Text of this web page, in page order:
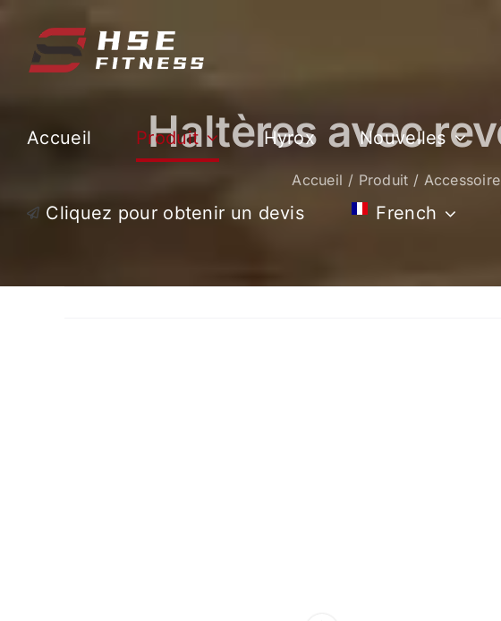
content
Accueil Produit Hyrox Nouvelles
Cliquez pour obtenir un devis French
Haltères avec
Accueil Produit